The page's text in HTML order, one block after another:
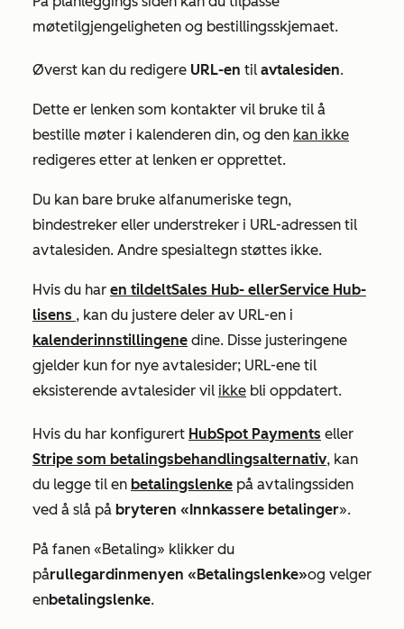
møtetilgjengeligheten og bestillingsskjemaet.
Øverst kan du redigere URL-en til avtalesiden.
Dette er lenken som kontakter vil bruke til å
bestille møter i kalenderen din, og den kan ikke
redigeres etter at lenken er opprettet.
Du kan bare bruke alfanumeriske tegn,
bindestreker eller understreker i URL-adressen til
avtalesiden. Andre spesialtegn støttes ikke.
Hvis du har en tildeltSales Hub- ellerService Hub-
lisens , kan du justere deler av URL-en i
kalenderinnstillingene dine. Disse justeringene
gjelder kun for nye avtalesider; URL-ene til
eksisterende avtalesider vil ikke bli oppdatert.
Hvis du har konfigurert HubSpot Payments eller
Stripe som betalingsbehandlingsalternativ, kan
du legge til en betalingslenke på avtalingssiden
ved å slå på bryteren «Innkassere betalinger».
På fanen «Betaling» klikker du
pårullegardinmenyen «Betalingslenke»og velger
enbetalingslenke.